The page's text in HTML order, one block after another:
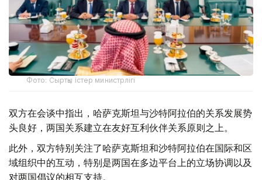
Фото: Сыртқы істер министрлігі
双方在会谈中指出，哈萨克斯坦与沙特阿拉伯的关系发展势
头良好，两国关系建立在友好互利伙伴关系原则之上。
此外，双方特别关注了哈萨克斯坦和沙特阿拉伯在国际和区
域组织中的互动，特别是两国在多边平台上的立场协调以及
对两国倡议的相互支持。